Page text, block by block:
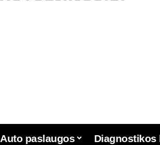
Auto paslaugos Diagnostikos